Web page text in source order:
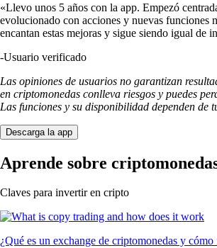
«Llevo unos 5 años con la app. Empezó
evolucionado con acciones y nuevas funciones
encantan estas mejoras y sigue siendo igual de
-Usuario verificado
Las opiniones de usuarios no garantizan
en criptomonedas conlleva riesgos y puedes
Las funciones y su disponibilidad dependen de
Descarga la app
Aprende sobre
Claves para invertir en cripto
¿Qué es un exchange de criptomonedas y